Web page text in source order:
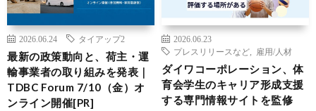
2026.06.24 タイアップ2
最新の政策動向と、荷主・運
輸事業者の取り組みを発表｜
TDBC Forum 7/10（金）オ
ンライン開催[PR]
2026.06.23
プレスリリースなど
雇用/人材
ダイワコーポレーション、体
育会学生のキャリア形成支援
する専門情報サイトを監修